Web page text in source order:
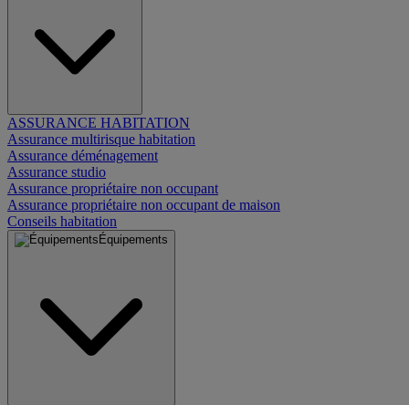
ASSURANCE HABITATION
Assurance multirisque habitation
Assurance déménagement
Assurance studio
Assurance propriétaire non occupant
Assurance propriétaire non occupant de maison
Conseils habitation
Équipements